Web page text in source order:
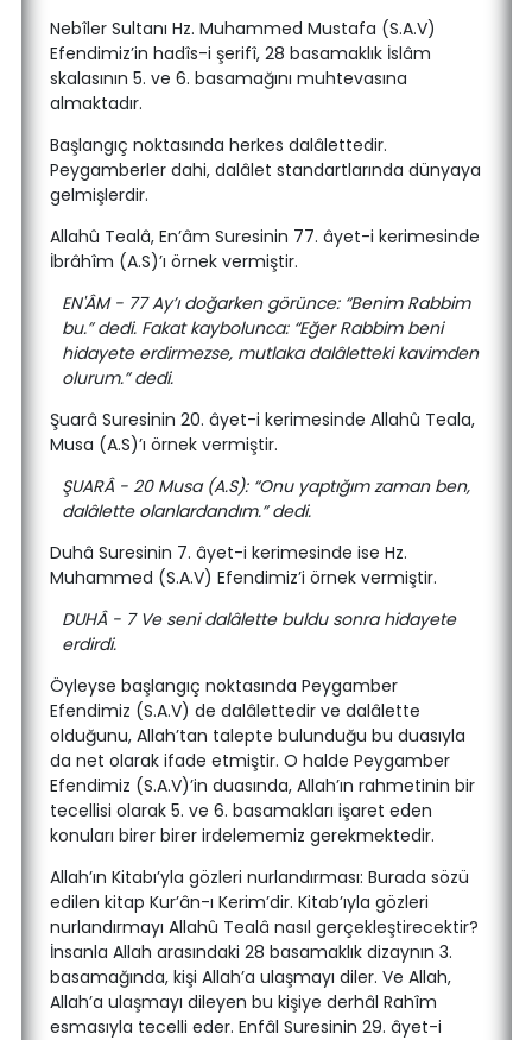
Nebîler Sultanı Hz. Muhammed Mustafa (S.A.V)
Efendimiz’in hadîs-i şerifî, 28 basamaklık İslâm
skalasının 5. ve 6. basamağını muhtevasına
almaktadır.
Başlangıç noktasında herkes dalâlettedir.
Peygamberler dahi, dalâlet standartlarında dünyaya
gelmişlerdir.
Allahû Tealâ, En’âm Suresinin 77. âyet-i kerimesinde
İbrâhîm (A.S)’ı örnek vermiştir.
EN'ÂM - 77 Ay’ı doğarken görünce: “Benim Rabbim
bu.” dedi. Fakat kaybolunca: “Eğer Rabbim beni
hidayete erdirmezse, mutlaka dalâletteki kavimden
olurum.” dedi.
Şuarâ Suresinin 20. âyet-i kerimesinde Allahû Teala,
Musa (A.S)’ı örnek vermiştir.
ŞUARÂ - 20 Musa (A.S): “Onu yaptığım zaman ben,
dalâlette olanlardandım.” dedi.
Duhâ Suresinin 7. âyet-i kerimesinde ise Hz.
Muhammed (S.A.V) Efendimiz’i örnek vermiştir.
DUHÂ - 7 Ve seni dalâlette buldu sonra hidayete
erdirdi.
Öyleyse başlangıç noktasında Peygamber
Efendimiz (S.A.V) de dalâlettedir ve dalâlette
olduğunu, Allah’tan talepte bulunduğu bu duasıyla
da net olarak ifade etmiştir. O halde Peygamber
Efendimiz (S.A.V)’in duasında, Allah’ın rahmetinin bir
tecellisi olarak 5. ve 6. basamakları işaret eden
konuları birer birer irdelememiz gerekmektedir.
Allah’ın Kitabı’yla gözleri nurlandırması: Burada sözü
edilen kitap Kur’ân-ı Kerim’dir. Kitab’ıyla gözleri
nurlandırmayı Allahû Tealâ nasıl gerçekleştirecektir?
İnsanla Allah arasındaki 28 basamaklık dizaynın 3.
basamağında, kişi Allah’a ulaşmayı diler. Ve Allah,
Allah’a ulaşmayı dileyen bu kişiye derhâl Rahîm
esmasıyla tecelli eder. Enfâl Suresinin 29. âyet-i